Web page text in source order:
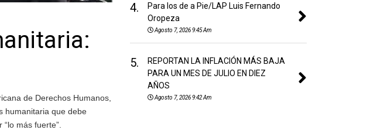
de Derechos Humanos,
humanitaria que debe
más fuerte”.
4.
Para los de a Pie/LAP Luis Fernando
Oropeza
Agosto 7, 2026 9:45 Am
5.
REPORTAN LA INFLACIÓN MÁS BAJA
PARA UN MES DE JULIO EN DIEZ
AÑOS
Agosto 7, 2026 9:42 Am